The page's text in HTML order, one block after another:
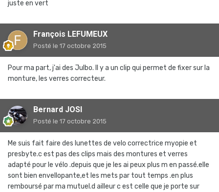
juste en vert
François LEFUMEUX
Posté le 17 octobre 2015
Pour ma part, j'ai des Julbo. Il y a un clip qui permet de fixer sur la
monture, les verres correcteur.
Bernard JOSI
Posté le 17 octobre 2015
Me suis fait faire des lunettes de velo correctrice myopie et
presbyte.c est pas des clips mais des montures et verres
adapté pour le vélo .depuis que je les ai peux plus m en passé.elle
sont bien envellopante,et les mets par tout temps .en plus
remboursé par ma mutuel.d ailleur c est celle que je porte sur